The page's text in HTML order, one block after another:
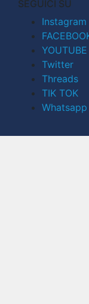
SEGUICI SU
Instagram
YOUTUBE
Twitter
Threads
TIK TOK
Whatsapp